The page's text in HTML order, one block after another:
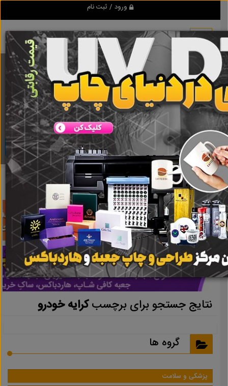
ورود / ثبت نام
برنامه اندروید تبلیغ شو
مرجع نیازمندیها و تبلیغات اینترنتی
دانلود
تبلیغ شو کرایه خودرو نتایج جستجو برای برچسبکرایه خودرو
نتایج جستجو برای برچسبکرایه خودرو
گروه ها
پزشکی و سلامت